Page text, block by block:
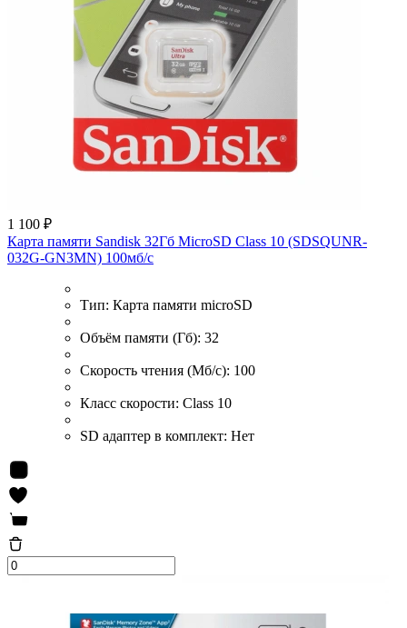
1 100 ₽
Карта памяти Sandisk 32Гб MicroSD Class 10 (SDSQUNR-
032G-GN3MN) 100мб/с
Тип: Карта памяти microSD
Объём памяти (Гб): 32
Скорость чтения (Мб/с): 100
Класс скорости: Class 10
SD адаптер в комплект: Нет